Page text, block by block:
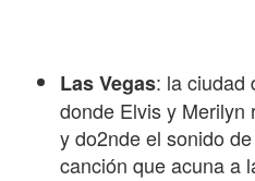
Las Vegas: la ciudad
donde Elvis y Merilyn
y do2nde el sonido
canción que acuna a